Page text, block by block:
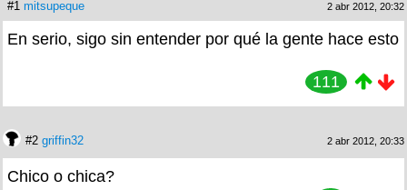
#1 mitsupeque 2 abr 2012, 20:32
En serio, sigo sin entender por qué la gente hace esto
111
#2 griffin32 2 abr 2012, 20:33
Chico o chica?